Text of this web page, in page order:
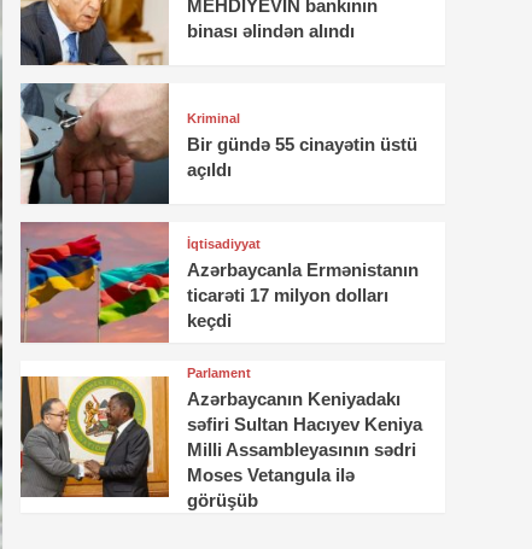
MEHDİYEVİN bankının
binası əlindən alındı
Kriminal
Bir gündə 55 cinayətin üstü
açıldı
İqtisadiyyat
Azərbaycanla Ermənistanın
ticarəti 17 milyon dolları
keçdi
Parlament
Azərbaycanın Keniyadakı
səfiri Sultan Hacıyev Keniya
Milli Assambleyasının sədri
Moses Vetangula ilə
görüşüb